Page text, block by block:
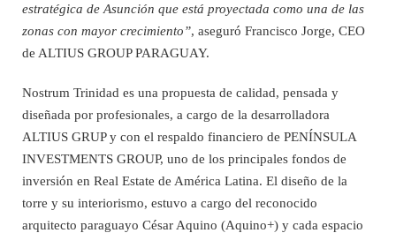
estratégica de Asunción que está proyectada como una de las
zonas con mayor crecimiento”, aseguró Francisco Jorge, CEO
de ALTIUS GROUP PARAGUAY.
Nostrum Trinidad es una propuesta de calidad, pensada y
diseñada por profesionales, a cargo de la desarrolladora
ALTIUS GRUP y con el respaldo financiero de PENÍNSULA
INVESTMENTS GROUP, uno de los principales fondos de
inversión en Real Estate de América Latina. El diseño de la
torre y su interiorismo, estuvo a cargo del reconocido
arquitecto paraguayo César Aquino (Aquino+) y cada espacio